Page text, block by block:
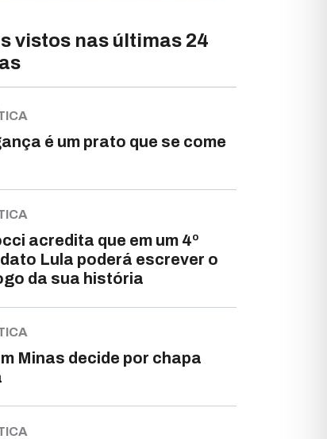
vistos nas últimas 24
é um prato que se come
acredita que em um 4º
Lula poderá escrever o
da sua história
Minas decide por chapa